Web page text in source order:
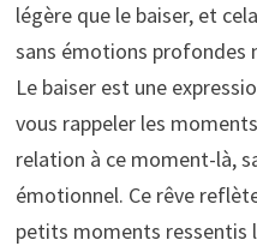
légère que le baiser, et
sans émotions profondes
Le baiser est une
vous rappeler les
relation à ce moment-là,
émotionnel. Ce rêve
petits moments ressentis